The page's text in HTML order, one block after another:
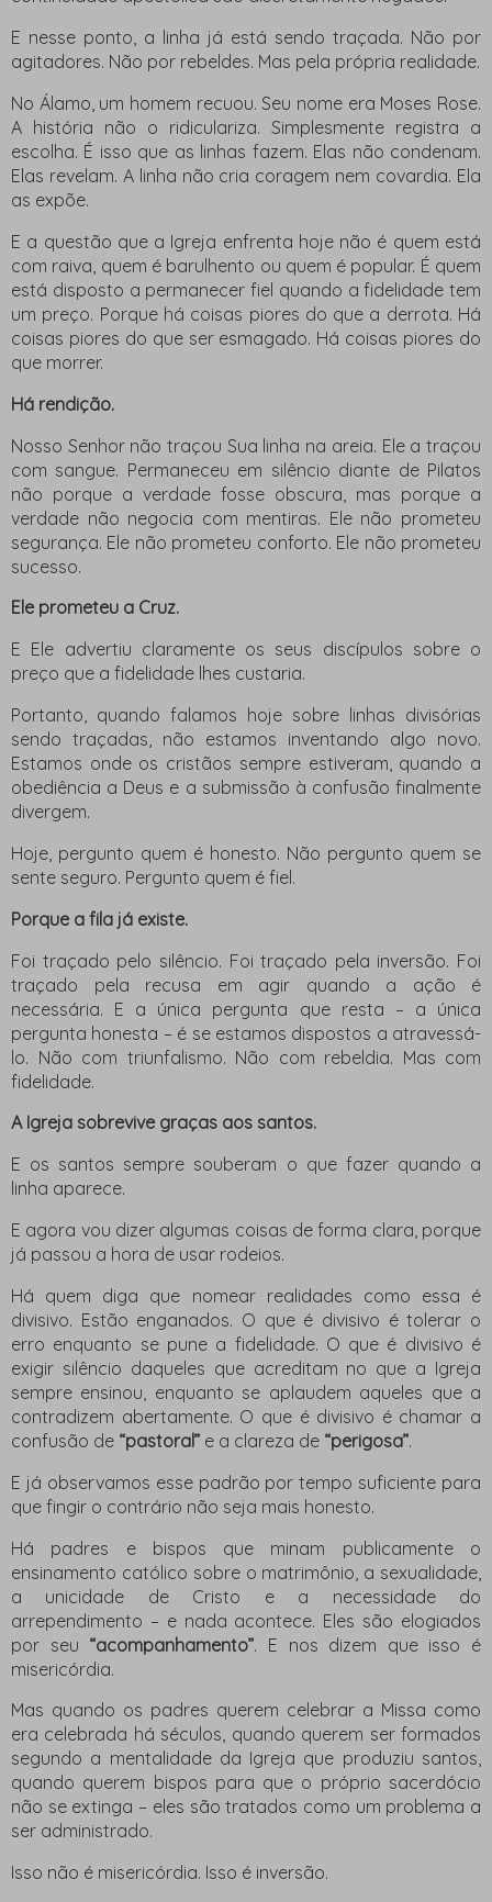
E nesse ponto, a linha já está sendo traçada. Não por
agitadores. Não por rebeldes. Mas pela própria realidade.
No Álamo, um homem recuou. Seu nome era Moses Rose.
A história não o ridiculariza. Simplesmente registra a
escolha. É isso que as linhas fazem. Elas não condenam.
Elas revelam. A linha não cria coragem nem covardia. Ela
as expõe.
E a questão que a Igreja enfrenta hoje não é quem está
com raiva, quem é barulhento ou quem é popular. É quem
está disposto a permanecer fiel quando a fidelidade tem
um preço. Porque há coisas piores do que a derrota. Há
coisas piores do que ser esmagado. Há coisas piores do
que morrer.
Há rendição.
Nosso Senhor não traçou Sua linha na areia. Ele a traçou
com sangue. Permaneceu em silêncio diante de Pilatos
não porque a verdade fosse obscura, mas porque a
verdade não negocia com mentiras. Ele não prometeu
segurança. Ele não prometeu conforto. Ele não prometeu
sucesso.
Ele prometeu a Cruz.
E Ele advertiu claramente os seus discípulos sobre o
preço que a fidelidade lhes custaria.
Portanto, quando falamos hoje sobre linhas divisórias
sendo traçadas, não estamos inventando algo novo.
Estamos onde os cristãos sempre estiveram, quando a
obediência a Deus e a submissão à confusão finalmente
divergem.
Hoje, pergunto quem é honesto. Não pergunto quem se
sente seguro. Pergunto quem é fiel.
Porque a fila já existe.
Foi traçado pelo silêncio. Foi traçado pela inversão. Foi
traçado pela recusa em agir quando a ação é
necessária. E a única pergunta que resta – a única
pergunta honesta – é se estamos dispostos a atravessá-
lo. Não com triunfalismo. Não com rebeldia. Mas com
fidelidade.
A Igreja sobrevive graças aos santos.
E os santos sempre souberam o que fazer quando a
linha aparece.
E agora vou dizer algumas coisas de forma clara, porque
já passou a hora de usar rodeios.
Há quem diga que nomear realidades como essa é
divisivo. Estão enganados. O que é divisivo é tolerar o
erro enquanto se pune a fidelidade. O que é divisivo é
exigir silêncio daqueles que acreditam no que a Igreja
sempre ensinou, enquanto se aplaudem aqueles que a
contradizem abertamente. O que é divisivo é chamar a
confusão de “pastoral” e a clareza de “perigosa”.
E já observamos esse padrão por tempo suficiente para
que fingir o contrário não seja mais honesto.
Há padres e bispos que minam publicamente o
ensinamento católico sobre o matrimônio, a sexualidade,
a unicidade de Cristo e a necessidade do
arrependimento – e nada acontece. Eles são elogiados
por seu “acompanhamento”. E nos dizem que isso é
misericórdia.
Mas quando os padres querem celebrar a Missa como
era celebrada há séculos, quando querem ser formados
segundo a mentalidade da Igreja que produziu santos,
quando querem bispos para que o próprio sacerdócio
não se extinga – eles são tratados como um problema a
ser administrado.
Isso não é misericórdia. Isso é inversão.